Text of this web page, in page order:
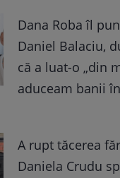
Dana Roba îl
Daniel Balaciu,
că a luat-o „din
aduceam banii
A rupt tăcerea
Daniela Crudu